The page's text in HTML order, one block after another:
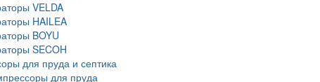
VELDA
HAILEA
BOYU
SECOH
для пруда и септика
для пруда